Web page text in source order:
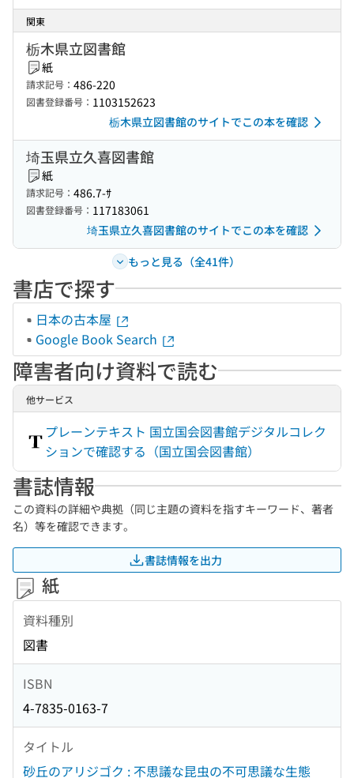
関東
栃木県立図書館
紙
請求記号： 486-220
図書登録番号： 1103152623
栃木県立図書館のサイトでこの本を確認
埼玉県立久喜図書館
紙
請求記号： 486.7-ｻ
図書登録番号： 117183061
埼玉県立久喜図書館のサイトでこの本を確認
もっと見る（全41件）
書店で探す
日本の古本屋
Google Book Search
障害者向け資料で読む
他サービス
プレーンテキスト 国立国会図書館デジタルコレク
ションで確認する（国立国会図書館）
書誌情報
この資料の詳細や典拠（同じ主題の資料を指すキーワード、著者
名）等を確認できます。
書誌情報を出力
紙
資料種別
図書
ISBN
4-7835-0163-7
タイトル
砂丘のアリジゴク : 不思議な昆虫の不可思議な生態